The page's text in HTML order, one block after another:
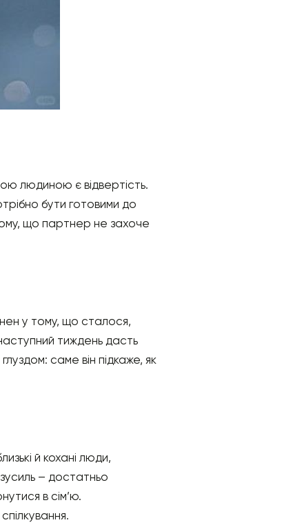
людиною є відвертість.
бути готовими до
що партнер не захоче
у тому, що сталося,
тиждень дасть
саме він підкаже, як
й кохані люди,
– достатньо
в сім’ю.